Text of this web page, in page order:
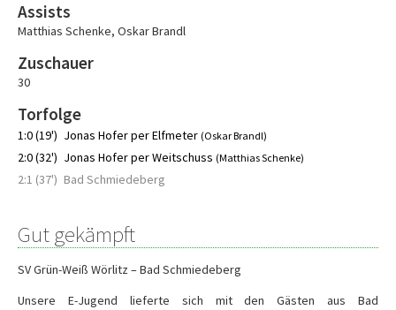
Assists
Matthias Schenke, Oskar Brandl
Zuschauer
30
Torfolge
1:0 (19') Jonas Hofer per Elfmeter (Oskar Brandl)
2:0 (32') Jonas Hofer per Weitschuss (Matthias Schenke)
2:1 (37') Bad Schmiedeberg
Gut gekämpft
SV Grün-Weiß Wörlitz – Bad Schmiedeberg
Unsere E-Jugend lieferte sich mit den Gästen aus Bad